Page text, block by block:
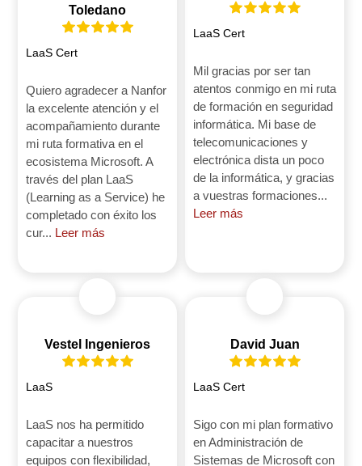
Toledano
LaaS Cert
Quiero agradecer a Nanfor
la excelente atención y el
acompañamiento durante
mi ruta formativa en el
ecosistema Microsoft. A
través del plan LaaS
(Learning as a Service) he
completado con éxito los
cur... Leer más
LaaS Cert
Mil gracias por ser tan
atentos conmigo en mi ruta
de formación en seguridad
informática. Mi base de
telecomunicaciones y
electrónica dista un poco
de la informática, y gracias
a vuestras formaciones...
Leer más
Vestel Ingenieros
LaaS
LaaS nos ha permitido
capacitar a nuestros
equipos con flexibilidad,
David Juan
LaaS Cert
Sigo con mi plan formativo
en Administración de
Sistemas de Microsoft con